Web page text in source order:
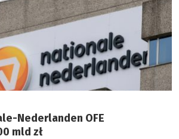
Nederlanden OFE
mld zł